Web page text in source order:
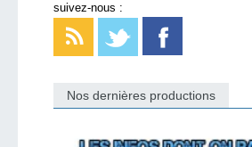
suivez-nous :
Nos dernières productions